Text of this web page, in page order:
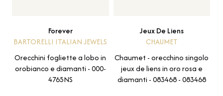
Forever
BARTORELLI ITALIAN JEWELS
Orecchini fogliette a lobo in
orobianco e diamanti - 000-
4765NS
Jeux De Liens
CHAUMET
Chaumet - orecchino singolo
jeux de liens in oro rosa e
diamanti - 083468 - 083468